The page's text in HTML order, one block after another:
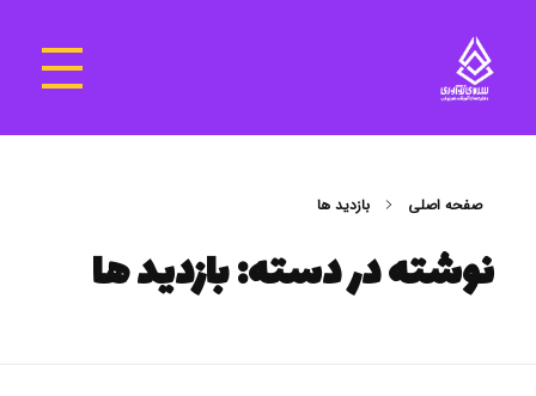
صفحه اصلی بازديد ها
نوشته در دسته: بازديد ها